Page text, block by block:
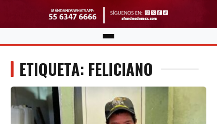
ETIQUETA: FELICIANO